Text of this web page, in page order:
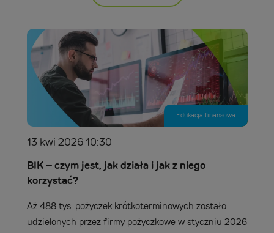
Edukacja finansowa
13 kwi 2026 10:30
BIK – czym jest, jak działa i jak z niego
korzystać?
Aż 488 tys. pożyczek krótkoterminowych zostało
udzielonych przez firmy pożyczkowe w styczniu 2026